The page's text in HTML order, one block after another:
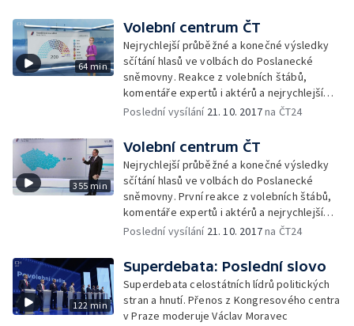
64 min
Volební centrum ČT
Nejrychlejší průběžné a konečné výsledky
sčítání hlasů ve volbách do Poslanecké
sněmovny. Reakce z volebních štábů,
komentáře expertů i aktérů a nejrychlejší
analýzy. S Marcelou Augustovou, Danielou
Poslední vysílání 21. 10. 2017na ČT24
355 min
Volební centrum ČT
Nejrychlejší průběžné a konečné výsledky
sčítání hlasů ve volbách do Poslanecké
sněmovny. První reakce z volebních štábů,
komentáře expertů i aktérů a nejrychlejší
analýzy. S Marcelou Augustovou, Danielou
Poslední vysílání 21. 10. 2017na ČT24
122 min
Superdebata: Poslední slovo
Superdebata celostátních lídrů politických
stran a hnutí. Přenos z Kongresového centra
v Praze moderuje Václav Moravec